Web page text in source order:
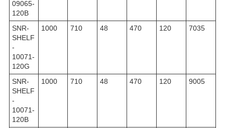
09065-
120B
SNR-
SHELF
-
10071-
120G
1000 710 48 470 120 7035
SNR-
SHELF
-
10071-
120B
1000 710 48 470 120 9005